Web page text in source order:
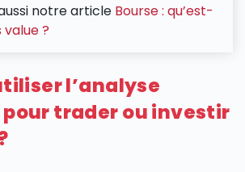
notre article Bourse : qu’est-
value ?
l’analyse
trader ou investir